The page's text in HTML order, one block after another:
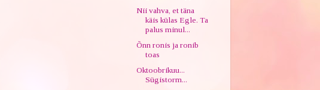
Nii vahva, et täna
käis külas Egle. Ta
palus minul...
Õnn ronis ja ronib
toas
Oktoobrikuu...
Sügistorm...